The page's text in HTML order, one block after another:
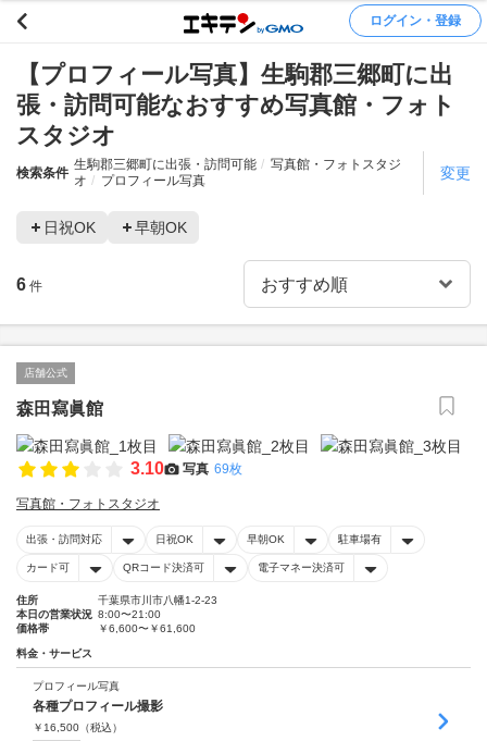
ログイン・登録
【プロフィール写真】生駒郡三郷町に出
張・訪問可能なおすすめ写真館・フォト
スタジオ
検索条件
生駒郡三郷町に出張・訪問可能
写真館・フォトスタジ
オ
プロフィール写真 変更
日祝OK 早朝OK
6 件
店舗公式
森田寫眞館
3.10 写真 69枚
写真館・フォトスタジオ
出張・訪問対応 日祝OK 早朝OK 駐車場有
カード可 QRコード決済可 電子マネー決済可
住所
千葉県市川市八幡1-2-23
本日の営業状況 8:00〜21:00
価格帯
￥6,600〜￥61,600
料金・サービス
プロフィール写真
各種プロフィール撮影
￥ 16,500 （税込）